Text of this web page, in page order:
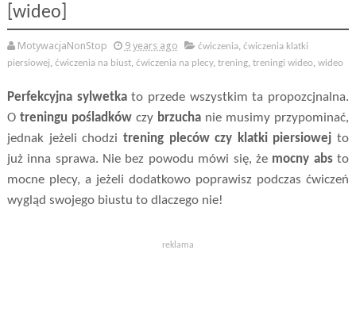
[wideo]
MotywacjaNonStop 9 years ago ćwiczenia, ćwiczenia klatki
piersiowej, ćwiczenia na biust, ćwiczenia na plecy, trening, treningi wideo, wideo
Perfekcyjna sylwetkato przede wszystkim ta propozcjnalna.
O treningu pośladkówczy brzucha nie musimy przypominać,
jednak jeżeli chodzi trening pleców czy klatki piersiowej to
już inna sprawa. Nie bez powodu mówi się, żemocny absto
mocne plecy, a jeżeli dodatkowo poprawisz podczas ćwiczeń
wygląd swojego biustu to dlaczego nie!
reklama